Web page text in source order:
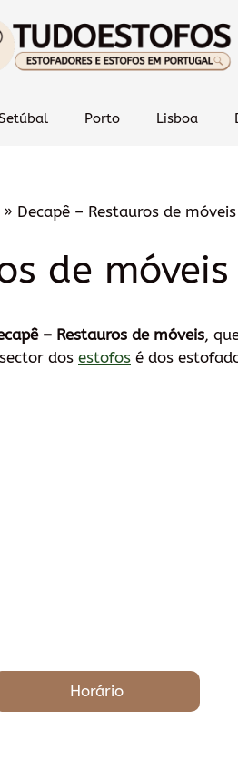
Porto Lisboa
» Decapê – Restauros de móveis
de móveis
– Restauros de móveis,
dos estofos é dos
Horário